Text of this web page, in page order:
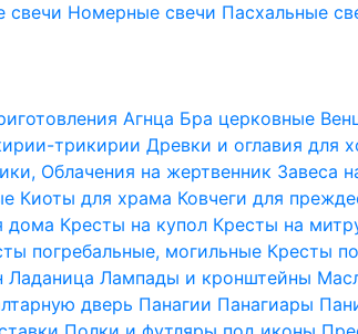
свечи Номерные свечи Пасхальные
Агнца Бра церковные
трикирииДревки и оглавия для
Облачения на жертвенник Завеса
Киоты для храма Ковчеги для
дома Кресты на купол Кресты на
погребальные, могильные Кресты
ЛаданицаЛампады и кронштейны
дверь Панагии Панагиары